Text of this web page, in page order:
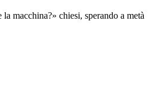
macchina?» chiesi, sperando a metà